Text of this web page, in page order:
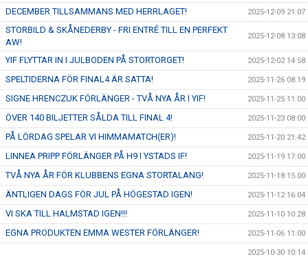
DECEMBER TILLSAMMANS MED HERRLAGET! 2025-12-09 21:07
STORBILD & SKÅNEDERBY - FRI ENTRÉ TILL EN PERFEKT
AW!
2025-12-08 13:08
YIF FLYTTAR IN I JULBODEN PÅ STORTORGET! 2025-12-02 14:58
SPELTIDERNA FÖR FINAL4 ÄR SATTA! 2025-11-26 08:19
SIGNE HRENCZUK FÖRLÄNGER - TVÅ NYA ÅR I YIF! 2025-11-25 11:00
ÖVER 140 BILJETTER SÅLDA TILL FINAL 4! 2025-11-23 08:00
PÅ LÖRDAG SPELAR VI HIMMAMATCH(ER)! 2025-11-20 21:42
LINNEA PRIPP FÖRLÄNGER PÅ H9 I YSTADS IF! 2025-11-19 17:00
TVÅ NYA ÅR FÖR KLUBBENS EGNA STORTALANG! 2025-11-18 15:00
ÄNTLIGEN DAGS FÖR JUL PÅ HÖGESTAD IGEN! 2025-11-12 16:04
VI SKA TILL HALMSTAD IGEN!!! 2025-11-10 10:28
EGNA PRODUKTEN EMMA WESTER FÖRLÄNGER! 2025-11-06 11:00
2025-10-30 10:14